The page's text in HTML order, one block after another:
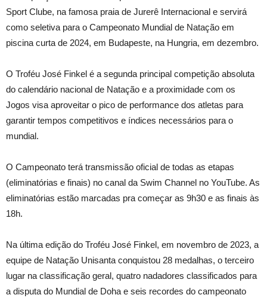
Sport Clube, na famosa praia de Jurerê Internacional e servirá
como seletiva para o Campeonato Mundial de Natação em
piscina curta de 2024, em Budapeste, na Hungria, em dezembro.
O Troféu José Finkel é a segunda principal competição absoluta
do calendário nacional de Natação e a proximidade com os
Jogos visa aproveitar o pico de performance dos atletas para
garantir tempos competitivos e índices necessários para o
mundial.
O Campeonato terá transmissão oficial de todas as etapas
(eliminatórias e finais) no canal da Swim Channel no YouTube. As
eliminatórias estão marcadas pra começar as 9h30 e as finais às
18h.
Na última edição do Troféu José Finkel, em novembro de 2023, a
equipe de Natação Unisanta conquistou 28 medalhas, o terceiro
lugar na classificação geral, quatro nadadores classificados para
a disputa do Mundial de Doha e seis recordes do campeonato